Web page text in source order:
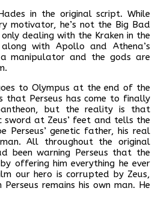
in the original script. While
motivator, he’s not the Big Bad
dealing with the Kraken in the
with Apollo and Athena’s
manipulator and the gods are
to Olympus at the end of the
that Perseus has come to finally
but the reality is that
sword at Zeus’ feet and tells the
Perseus’ genetic father, his real
All throughout the original
been warning Perseus that the
offering him everything he ever
our hero is corrupted by Zeus,
remains his own man. He